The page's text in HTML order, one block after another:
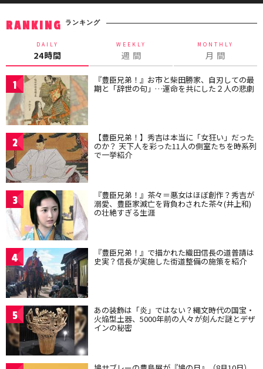
RANKING ランキング
DAILY
24時間
WEEKLY
週 間
MONTHLY
月 間
1 『豊臣兄弟！』お市と柴田勝家、自刃しての最
期と「辞世の句」…運命を共にした２人の悲劇
2 【豊臣兄弟！】秀吉は本当に「女狂い」だった
のか？ 天下人を彩った11人の側室たちを時系列
で一挙紹介
3 『豊臣兄弟！』茶々＝悪女はほぼ創作？秀吉が
溺愛、豊臣家滅亡を背負わされた茶々(井上和)
の壮絶すぎる生涯
4 『豊臣兄弟！』で描かれた織田信長の道普請は
史実？信長が実施した街道整備の施策を紹介
5 あの装飾は「炎」ではない？縄文時代の国宝・
火焔型土器、5000年前の人々が刻んだ謎とデザ
インの秘密